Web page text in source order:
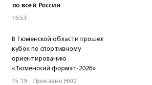
по всей России
16:53
В Тюменской области прошел
кубок по спортивному
ориентированию
«Тюменский формат-2026»
15:19 · Прислано НКО